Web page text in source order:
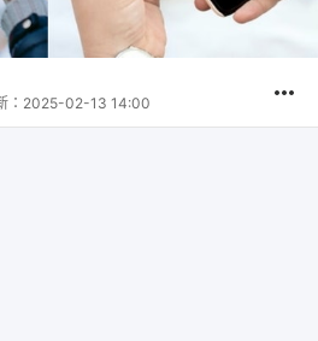
： 2025-02-13 14:00